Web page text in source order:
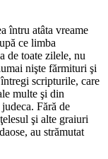
întru atâta vreame
ce limba
de toate zilele, nu
nişte fărmituri şi
scripturile, care
multe şi din
Fără de
şi alte graiuri
au strămutat